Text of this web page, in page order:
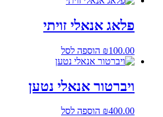
פלאג אנאלי זויתי
₪100.00 הוספה לסל
ויברטור אנאלי נטען
₪400.00
הוספה לסל